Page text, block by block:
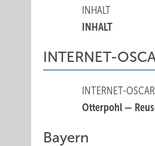
INHALT
INHALT
INTERNET-
INTERNET-OSCAR
Otterpohl —
Bayern